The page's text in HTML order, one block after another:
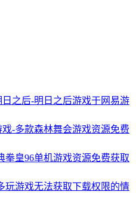
之后-明日之后游戏于网易游
-多款森林舞会游戏资源免费
拳皇96单机游戏资源免费获取
玩游戏无法获取下载权限的情